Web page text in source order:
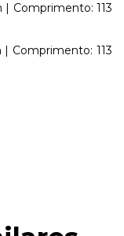
Comprimento: 113
Comprimento: 113